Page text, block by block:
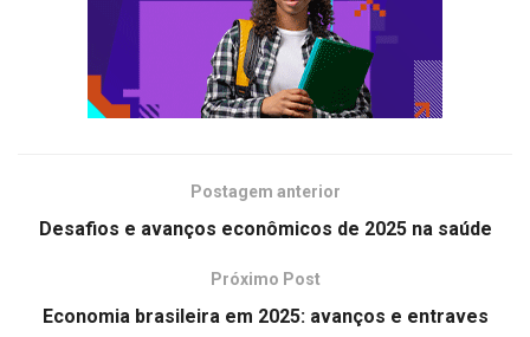
Postagem anterior
Desafios e avanços econômicos de 2025 na saúde
Próximo Post
Economia brasileira em 2025: avanços e entraves